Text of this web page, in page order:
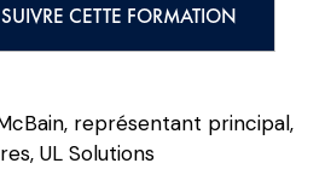
SUIVRE CETTE FORMATION
représentant principal,
UL Solutions